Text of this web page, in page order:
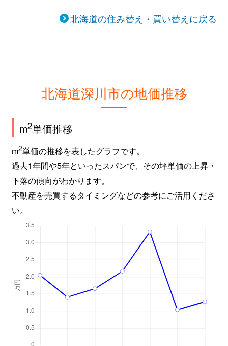
北海道の住み替え・買い替えに戻る
北海道深川市の地価推移
m2単価推移
m2単価の推移を表したグラフです。
過去1年間や5年といったスパンで、その坪単価の上昇・
下落の傾向がわかります。
不動産を売買するタイミングなどの参考にご活用くださ
い。